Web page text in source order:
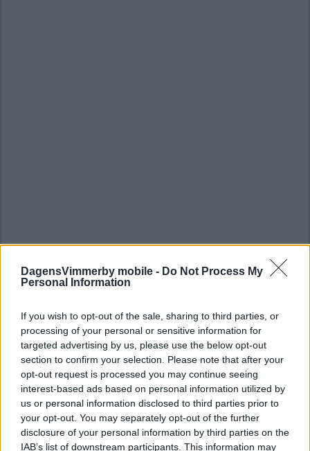
DagensVimmerby mobile - Do Not Process My
Personal Information
If you wish to opt-out of the sale, sharing to third parties, or
processing of your personal or sensitive information for
targeted advertising by us, please use the below opt-out
section to confirm your selection. Please note that after your
opt-out request is processed you may continue seeing
interest-based ads based on personal information utilized by
us or personal information disclosed to third parties prior to
your opt-out. You may separately opt-out of the further
disclosure of your personal information by third parties on the
IAB’s list of downstream participants. This information may